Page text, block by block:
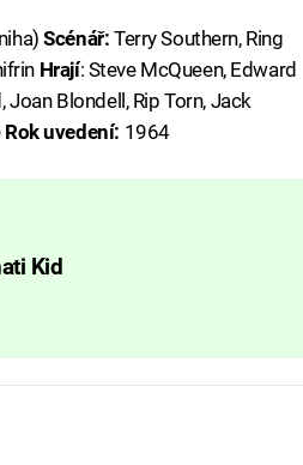
Scénář: Terry Southern, Ring
Hrají: Steve McQueen, Edward
Joan Blondell, Rip Torn, Jack
Rok uvedení: 1964
Kid